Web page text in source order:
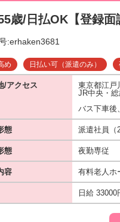
歳/日払OK【登録
:erhaken3681
め 日払い可（派遣のみ）
/アクセス
東京都江戸
JR中央・
バス下車後
態 派遣社員（
態 夜勤専従
容 有料老人ホ
日給 33000